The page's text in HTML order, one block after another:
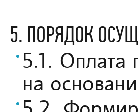
5. ПОРЯДОК
5.1. Оплата
на